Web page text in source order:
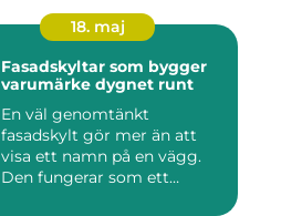
18. maj
Fasadskyltar som bygger
varumärke dygnet runt
En väl genomtänkt
fasadskylt gör mer än att
visa ett namn på en vägg.
Den fungerar som ett